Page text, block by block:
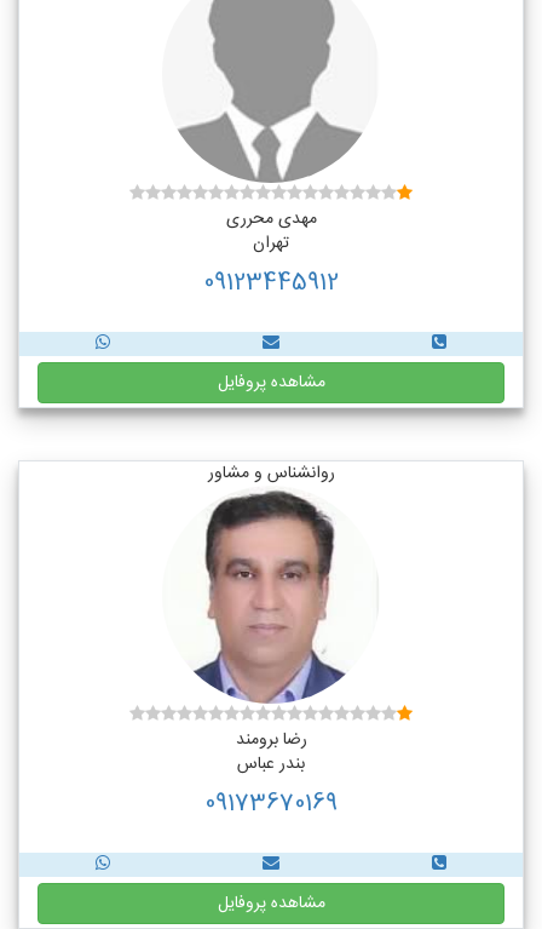
مهدی محرری
تهران
09123445912
مشاهده پروفایل
روانشناس و مشاور
رضا برومند
بندر عباس
09173670169
مشاهده پروفایل